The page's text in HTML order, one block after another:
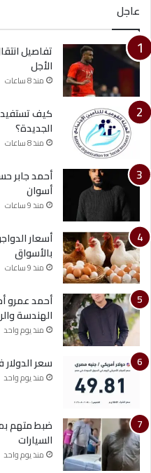
عاجل
تفاصيل
الأجل
منذ 8 ساعات
كيف تستفيد
الجديدة؟
منذ 8 ساعات
أحمد جابر
أسوان
منذ 9 ساعات
أسعار
بالأسواق
منذ 9 ساعات
أحمد عمرو
الهندسة
منذ يوم واحد
سعر
منذ يوم واحد
ضبط متهم
السيارات
منذ يوم واحد